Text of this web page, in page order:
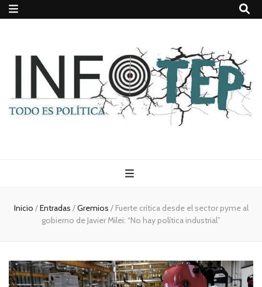
Todo es
(rosca)
política
Inicio /Entradas /Gremios / Fuerte crítica desde el sector pyme al
gobierno de Javier Milei: “No hay política industrial”